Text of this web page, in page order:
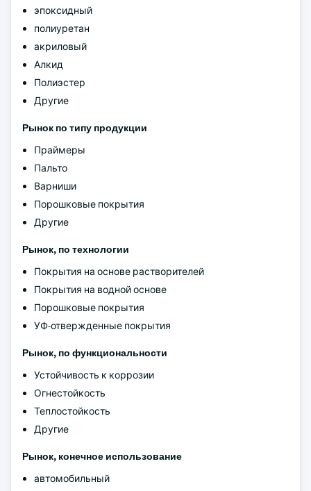
эпоксидный
полиуретан
акриловый
Алкид
Полиэстер
Другие
Рынок по типу продукции
Праймеры
Пальто
Варниши
Порошковые покрытия
Другие
Рынок, по технологии
Покрытия на основе растворителей
Покрытия на водной основе
Порошковые покрытия
УФ-отвержденные покрытия
Рынок, по функциональности
Устойчивость к коррозии
Огнестойкость
Теплостойкость
Другие
Рынок, конечное использование
автомобильный